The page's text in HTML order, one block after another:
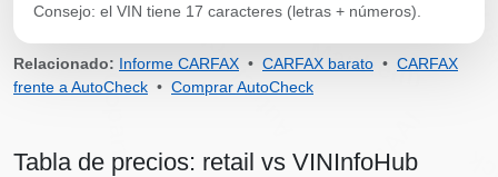
Copart AutocheckManheim
IAAI
Consejo: el VIN tiene 17 caracteres (letras + números).
Relacionado: Informe CARFAX • CARFAX barato • CARFAX
frente a AutoCheck • Comprar AutoCheck
Tabla de precios: retail vs VINInfoHub